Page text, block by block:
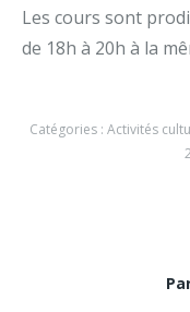
Les cours sont
de 18h à 20h à la
Catégories : Activités